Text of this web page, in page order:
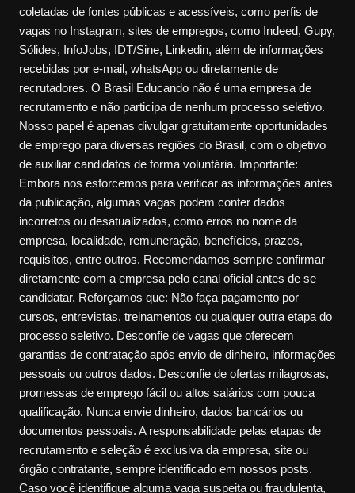
coletadas de fontes públicas e acessíveis, como perfis de
vagas no Instagram, sites de empregos, como Indeed, Gupy,
Sólides, InfoJobs, IDT/Sine, Linkedin, além de informações
recebidas por e-mail, whatsApp ou diretamente de
recrutadores. O Brasil Educando não é uma empresa de
recrutamento e não participa de nenhum processo seletivo.
Nosso papel é apenas divulgar gratuitamente oportunidades
de emprego para diversas regiões do Brasil, com o objetivo
de auxiliar candidatos de forma voluntária. Importante:
Embora nos esforcemos para verificar as informações antes
da publicação, algumas vagas podem conter dados
incorretos ou desatualizados, como erros no nome da
empresa, localidade, remuneração, benefícios, prazos,
requisitos, entre outros. Recomendamos sempre confirmar
diretamente com a empresa pelo canal oficial antes de se
candidatar. Reforçamos que: Não faça pagamento por
cursos, entrevistas, treinamentos ou qualquer outra etapa do
processo seletivo. Desconfie de vagas que oferecem
garantias de contratação após envio de dinheiro, informações
pessoais ou outros dados. Desconfie de ofertas milagrosas,
promessas de emprego fácil ou altos salários com pouca
qualificação. Nunca envie dinheiro, dados bancários ou
documentos pessoais. A responsabilidade pelas etapas de
recrutamento e seleção é exclusiva da empresa, site ou
órgão contratante, sempre identificado em nossos posts.
Caso você identifique alguma vaga suspeita ou fraudulenta,